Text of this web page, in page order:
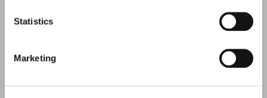
Statistics
Marketing